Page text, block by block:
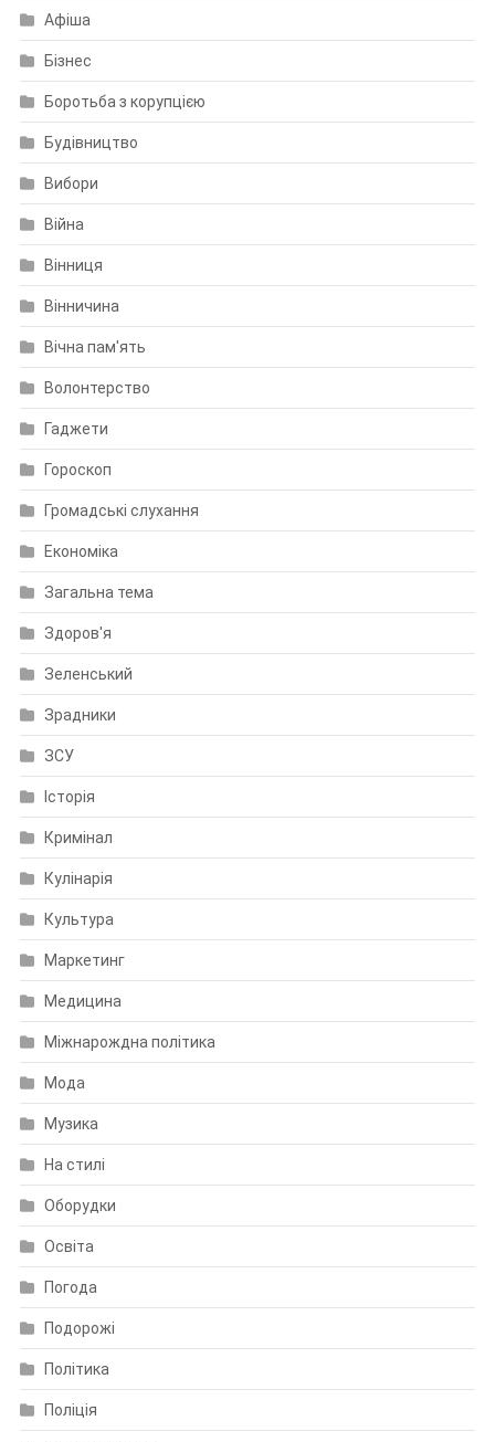
Афіша
Бізнес
Боротьба з корупцією
Будівництво
Вибори
Війна
Вінниця
Вінничина
Вічна пам'ять
Волонтерство
Гаджети
Гороскоп
Громадські слухання
Економіка
Загальна тема
Здоров'я
Зеленський
Зрадники
ЗСУ
Історія
Кримінал
Кулінарія
Культура
Маркетинг
Медицина
Міжнарождна політика
Мода
Музика
На стилі
Оборудки
Освіта
Погода
Подорожі
Політика
Поліція